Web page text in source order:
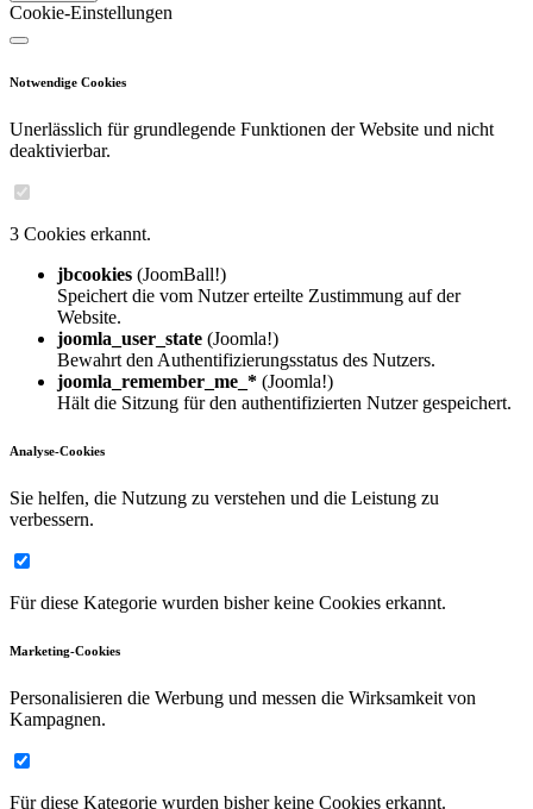
Cookie-Einstellungen
Notwendige Cookies
Unerlässlich für grundlegende Funktionen der Website und nicht
deaktivierbar.
3 Cookies erkannt.
jbcookies (JoomBall!)
Speichert die vom Nutzer erteilte Zustimmung auf der
Website.
joomla_user_state (Joomla!)
Bewahrt den Authentifizierungsstatus des Nutzers.
joomla_remember_me_* (Joomla!)
Hält die Sitzung für den authentifizierten Nutzer gespeichert.
Analyse-Cookies
Sie helfen, die Nutzung zu verstehen und die Leistung zu
verbessern.
Für diese Kategorie wurden bisher keine Cookies erkannt.
Marketing-Cookies
Personalisieren die Werbung und messen die Wirksamkeit von
Kampagnen.
Für diese Kategorie wurden bisher keine Cookies erkannt.